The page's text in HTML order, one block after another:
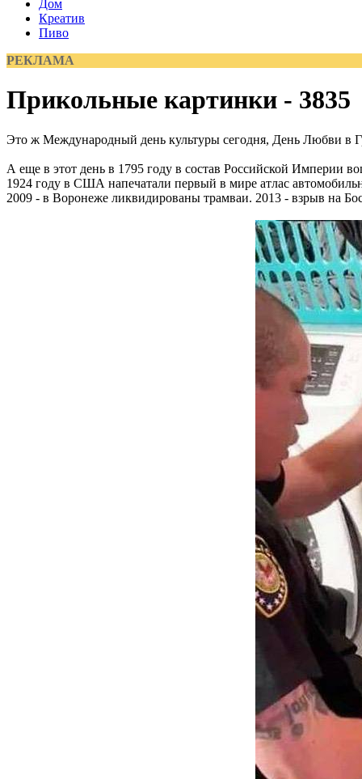
Дом
Креатив
Пиво
РЕКЛАМА
Прикольные картинки - 3835
Это ж Международный день культуры сегодня, День Любви
А еще в этот день в 1795 году в состав Российской Империи
1924 году в США напечатали первый в мире атлас
2009 - в Воронеже ликвидированы трамваи. 2013 - взрыв на